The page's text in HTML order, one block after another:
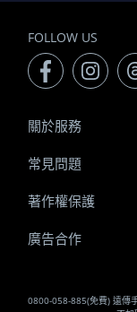
FOLLOW US
0800-058-885(免費) 遠傳
關於服務
常見問題
著作權保護
廣告合作